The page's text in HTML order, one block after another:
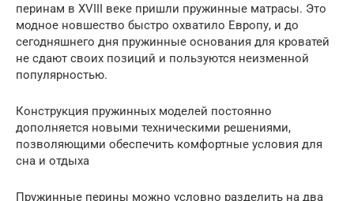
перинам в XVIII веке пришли пружинные матрасы. Это
модное новшество быстро охватило Европу, и до
сегодняшнего дня пружинные основания для кроватей
не сдают своих позиций и пользуются неизменной
популярностью.
Конструкция пружинных моделей постоянно
дополняется новыми техническими решениями,
позволяющими обеспечить комфортные условия для
сна и отдыха
Пружинные перины можно условно разделить на два